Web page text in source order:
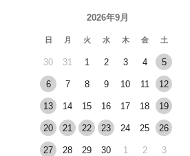
2026年9月
日 月 火 水 木 金 土
30 31 1 2 3 4 5
6 7 8 9 10 11 12
13 14 15 16 17 18 19
20 21 22 23 24 25 26
27 28 29 30 1 2 3
スリーブキャップ
110